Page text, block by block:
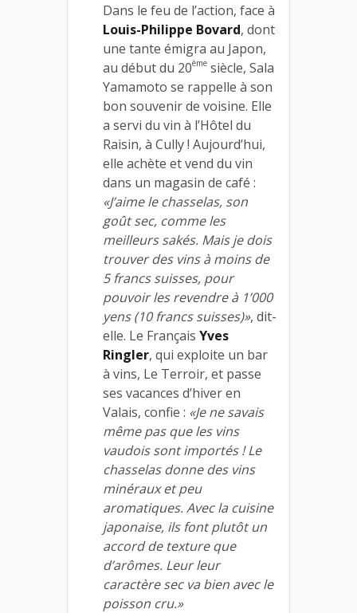
Dans le feu de l’action, face à
Louis-Philippe Bovard, dont
une tante émigra au Japon,
au début du 20ème siècle, Sala
Yamamoto se rappelle à son
bon souvenir de voisine. Elle
a servi du vin à l’Hôtel du
Raisin, à Cully ! Aujourd’hui,
elle achète et vend du vin
dans un magasin de café :
«J’aime le chasselas, son
goût sec, comme les
meilleurs sakés. Mais je dois
trouver des vins à moins de
5 francs suisses, pour
pouvoir les revendre à 1’000
yens (10 francs suisses)», dit-
elle. Le Français Yves
Ringler, qui exploite un bar
à vins, Le Terroir, et passe
ses vacances d’hiver en
Valais, confie : «Je ne savais
même pas que les vins
vaudois sont importés ! Le
chasselas donne des vins
minéraux et peu
aromatiques. Avec la cuisine
japonaise, ils font plutôt un
accord de texture que
d’arômes. Leur leur
caractère sec va bien avec le
poisson cru.»